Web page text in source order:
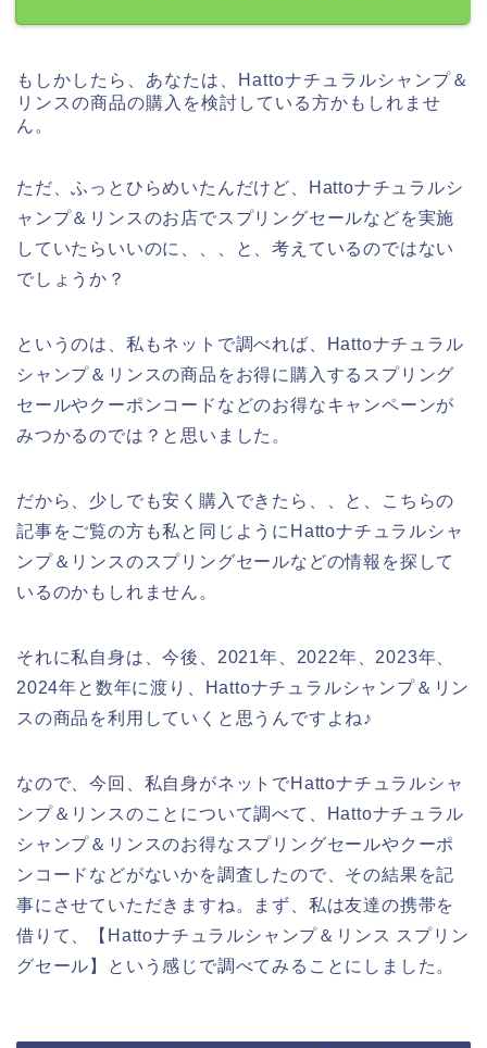
もしかしたら、あなたは、Hattoナチュラルシャンプ＆
リンスの商品の購入を検討している方かもしれませ
ん。
ただ、ふっとひらめいたんだけど、Hattoナチュラルシ
ャンプ＆リンスのお店でスプリングセールなどを実施
していたらいいのに、、、と、考えているのではない
でしょうか？
というのは、私もネットで調べれば、Hattoナチュラル
シャンプ＆リンスの商品をお得に購入するスプリング
セールやクーポンコードなどのお得なキャンペーンが
みつかるのでは？と思いました。
だから、少しでも安く購入できたら、、と、こちらの
記事をご覧の方も私と同じようにHattoナチュラルシャ
ンプ＆リンスのスプリングセールなどの情報を探して
いるのかもしれません。
それに私自身は、今後、2021年、2022年、2023年、
2024年と数年に渡り、Hattoナチュラルシャンプ＆リン
スの商品を利用していくと思うんですよね♪
なので、今回、私自身がネットでHattoナチュラルシャ
ンプ＆リンスのことについて調べて、Hattoナチュラル
シャンプ＆リンスのお得なスプリングセールやクーポ
ンコードなどがないかを調査したので、その結果を記
事にさせていただきますね。まず、私は友達の携帯を
借りて、【Hattoナチュラルシャンプ＆リンス スプリン
グセール】という感じで調べてみることにしました。